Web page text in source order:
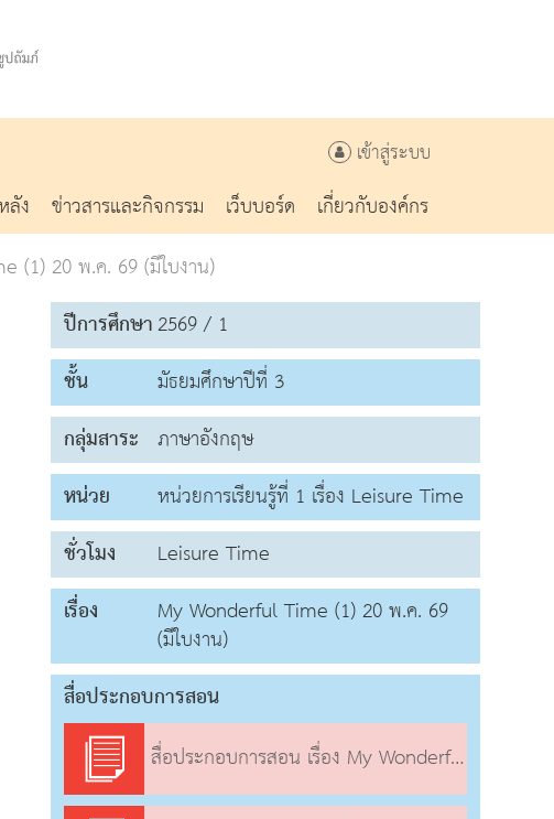
เข้าสู่ระบบ
ง ข่าวสารและกิจกรรม เว็บบอร์ด
เกี่ยวกับองค์กร
(1) 20 พ.ค. 69 (มีใบงาน)
ปีการศึกษา2569 / 1
ชั้น
มัธยมศึกษาปีที่ 3
กลุ่มสาระ ภาษาอังกฤษ
หน่วย
หน่วยการเรียนรู้ที่ 1 เรื่อง Leisure Time
ชั่วโมง
Leisure Time
เรื่อง
My Wonderful Time (1) 20 พ.ค. 69
(มีใบงาน)
สื่อประกอบการสอน
สื่อประกอบการสอน เรื่อง My Wonderful Time (1)